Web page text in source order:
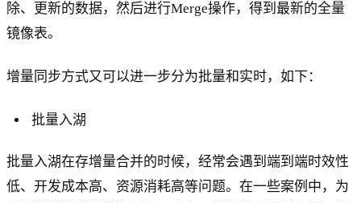
除、更新的数据，然后进行Merge操作，得到最新的全量
镜像表。
增量同步方式又可以进一步分为批量和实时，如下：
批量入湖
批量入湖在存增量合并的时候，经常会遇到端到端时效性
低、开发成本高、资源消耗高等问题。在一些案例中，为